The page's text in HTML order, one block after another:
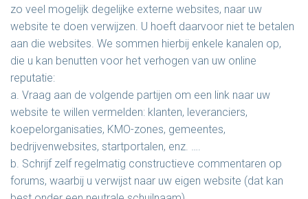
zo veel mogelijk degelijke externe websites, naar uw
website te doen verwijzen. U hoeft daarvoor niet te betalen
aan die websites. We sommen hierbij enkele kanalen op,
die u kan benutten voor het verhogen van uw online
reputatie:
a. Vraag aan de volgende partijen om een link naar uw
website te willen vermelden: klanten, leveranciers,
koepelorganisaties, KMO-zones, gemeentes,
bedrijvenwebsites, startportalen, enz. ….
b. Schrijf zelf regelmatig constructieve commentaren op
forums, waarbij u verwijst naar uw eigen website (dat kan